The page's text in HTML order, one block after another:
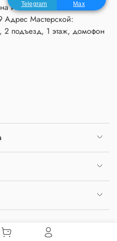
ИНН 270604366791
Мастерской:
подъезд, 1 этаж, домофон
Telegram Max